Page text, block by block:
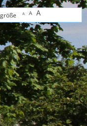
A A A